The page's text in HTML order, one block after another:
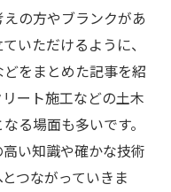
の方やブランクがあ
いただけるように、
をまとめた記事を紹
ート施工などの土木
る場面も多いです。
い知識や確かな技術
つながっていきま